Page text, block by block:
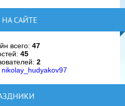
НА САЙТЕ
всего: 47
45
2
nikolay_hudyakov97